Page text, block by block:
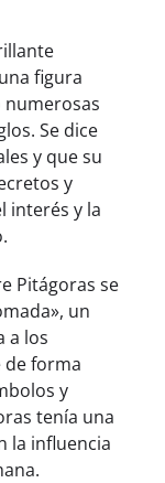
figura
Se dice
y que su
y
interés y la
Pitágoras se
un
a los
de forma
y
tenía una
la influencia